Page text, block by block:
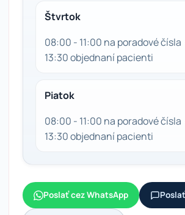
Štvrtok
08:00 - 11:00 na poradové čísla
13:30 objednaní pacienti
Piatok
08:00 - 11:00 na poradové čísla
13:30 objednaní pacienti
Poslať cez WhatsApp